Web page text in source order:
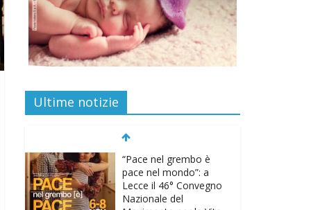
Ultime notizie
“Pace nel grembo è
pace nel mondo”: a
Lecce il 46° Convegno
Nazionale del